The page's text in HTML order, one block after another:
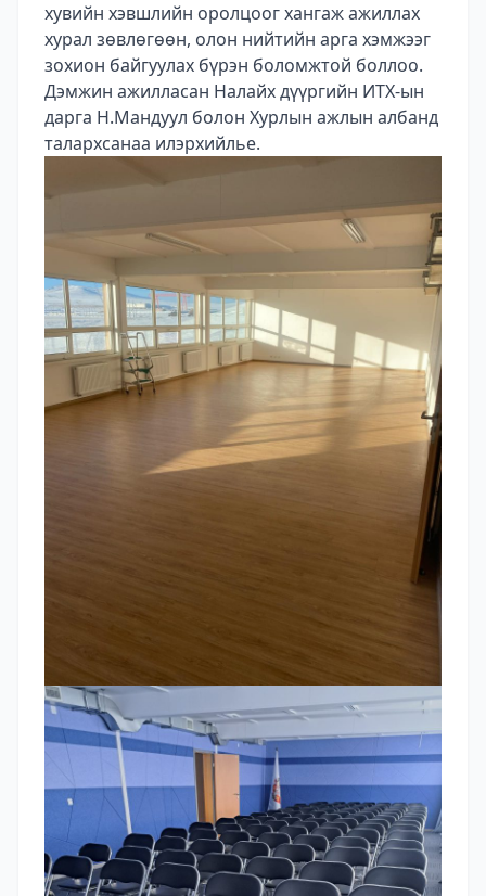
хувийн хэвшлийн оролцоог хангаж ажиллах
хурал зөвлөгөөн, олон нийтийн арга хэмжээг
зохион байгуулах бүрэн боломжтой боллоо.
Дэмжин ажилласан Налайх дүүргийн ИТХ-ын
дарга Н.Мандуул болон Хурлын ажлын албанд
талархсанаа илэрхийлье.